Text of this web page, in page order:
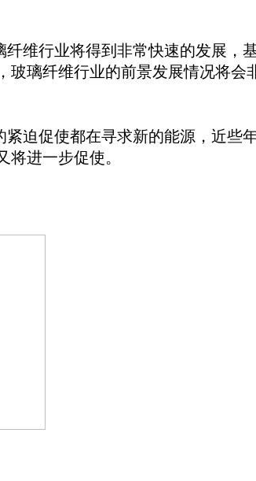
维行业将得到非常快速的发展，
璃纤维行业的前景发展情况将会
迫促使都在寻求新的能源，近些
进一步促使。